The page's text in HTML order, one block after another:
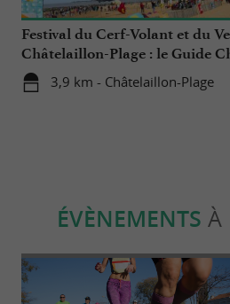
Festival du Cerf-Volant et du
Châtelaillon-Plage : le Guide
Maritime a testé pour vous !
3,9 km - Châtelaillon-Plage
ÉVÈNEMENTS À